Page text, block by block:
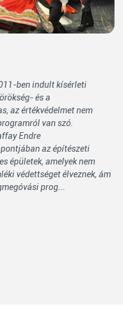
ben indult kísérleti
és a
az értékvédelmet nem
van szó.
Endre
az építészeti
épületek, amelyek nem
védettséget élveznek, ám
prog...